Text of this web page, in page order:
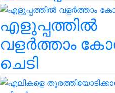
എളുപ്പത്തിൽ
വളർത്താം
ചെടി